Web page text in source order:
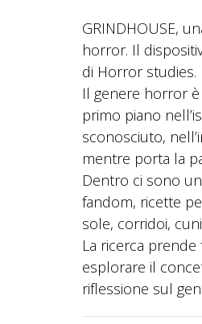
GRINDHOUSE,
horror. Il
di Horror studies.
Il genere horror
primo piano
sconosciuto,
mentre porta la
Dentro ci sono
fandom, ricette
sole, corridoi,
La ricerca
esplorare il
riflessione sul